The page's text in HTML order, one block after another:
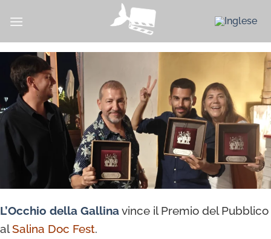
L’Occhio della Gallinavince il Premio del Pubblico
alSalina Doc Fest.